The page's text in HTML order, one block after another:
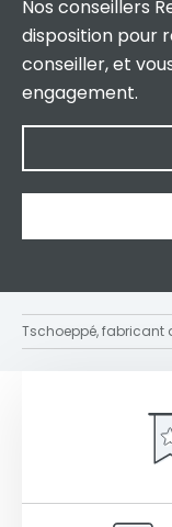
Nos conseillers
disposition pour
conseiller, et
engagement.
Tschoeppé, fabricant